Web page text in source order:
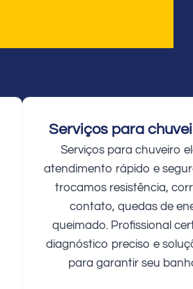
Serviços para
Serviços para chuveiro
atendimento rápido e
trocamos resistência,
contato, quedas de
queimado. Profissional
diagnóstico preciso e
para garantir seu